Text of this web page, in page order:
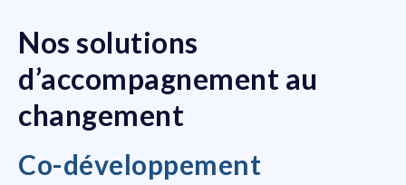
Nos solutions
d’accompagnement au
changement
Co-développement